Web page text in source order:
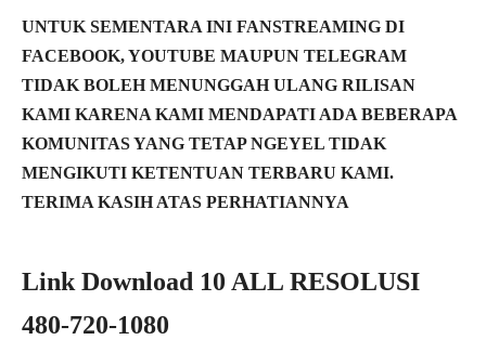
UNTUK SEMENTARA INI FANSTREAMING DI
FACEBOOK, YOUTUBE MAUPUN TELEGRAM
TIDAK BOLEH MENUNGGAH ULANG RILISAN
KAMI KARENA KAMI MENDAPATI ADA BEBERAPA
KOMUNITAS YANG TETAP NGEYEL TIDAK
MENGIKUTI KETENTUAN TERBARU KAMI.
TERIMA KASIH ATAS PERHATIANNYA
Link Download 10 ALL RESOLUSI
480-720-1080